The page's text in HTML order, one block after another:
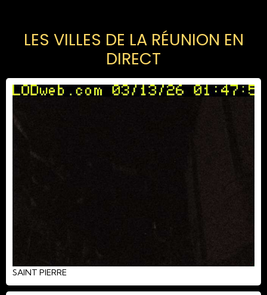
LES VILLES DE LA RÉUNION EN
DIRECT
SAINT PIERRE